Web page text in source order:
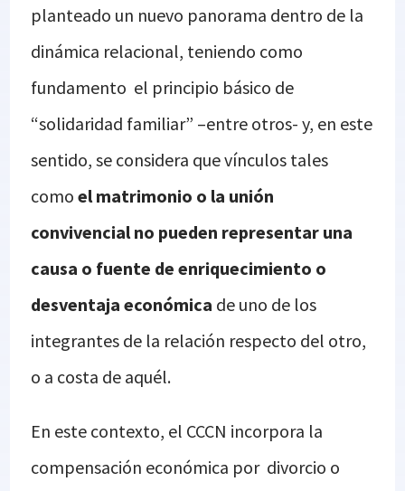
planteado un nuevo panorama dentro de la
dinámica relacional, teniendo como
fundamento el principio básico de
“solidaridad familiar” –entre otros- y, en este
sentido, se considera que vínculos tales
como el matrimonio o la unión
convivencial no pueden representar una
causa o fuente de enriquecimiento o
desventaja económica de uno de los
integrantes de la relación respecto del otro,
o a costa de aquél.
En este contexto, el CCCN incorpora la
compensación económica por divorcio o